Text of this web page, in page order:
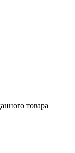
товара